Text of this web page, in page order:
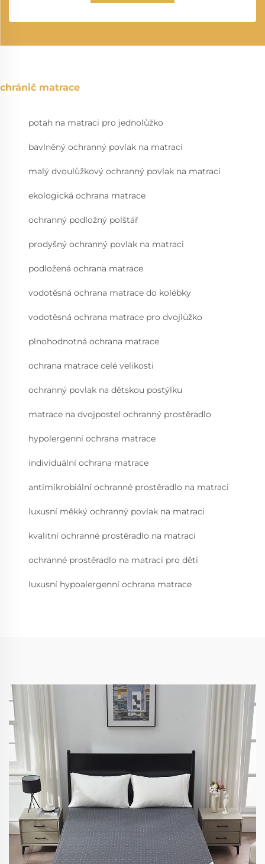
chránič matrace
potah na matraci pro jednolůžko
bavlněný ochranný povlak na matraci
malý dvoulůžkový ochranný povlak na matraci
ekologická ochrana matrace
ochranný podložný polštář
prodyšný ochranný povlak na matraci
podložená ochrana matrace
vodotěsná ochrana matrace do kolébky
vodotěsná ochrana matrace pro dvojlůžko
plnohodnotná ochrana matrace
ochrana matrace celé velikosti
ochranný povlak na dětskou postýlku
matrace na dvojpostel ochranný prostěradlo
hypolergenní ochrana matrace
individuální ochrana matrace
antimikrobiální ochranné prostěradlo na matraci
luxusní měkký ochranný povlak na matraci
kvalitní ochranné prostěradlo na matraci
ochranné prostěradlo na matraci pro děti
luxusní hypoalergenní ochrana matrace